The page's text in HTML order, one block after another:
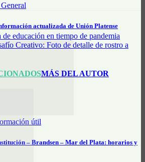
actualizada de Unión Platense
útil
– Brandsen – Mar del Plata: horarios y
de educación en tiempo de pandemia
Creativo: Foto de detalle de rostro a
MÁS DEL AUTOR